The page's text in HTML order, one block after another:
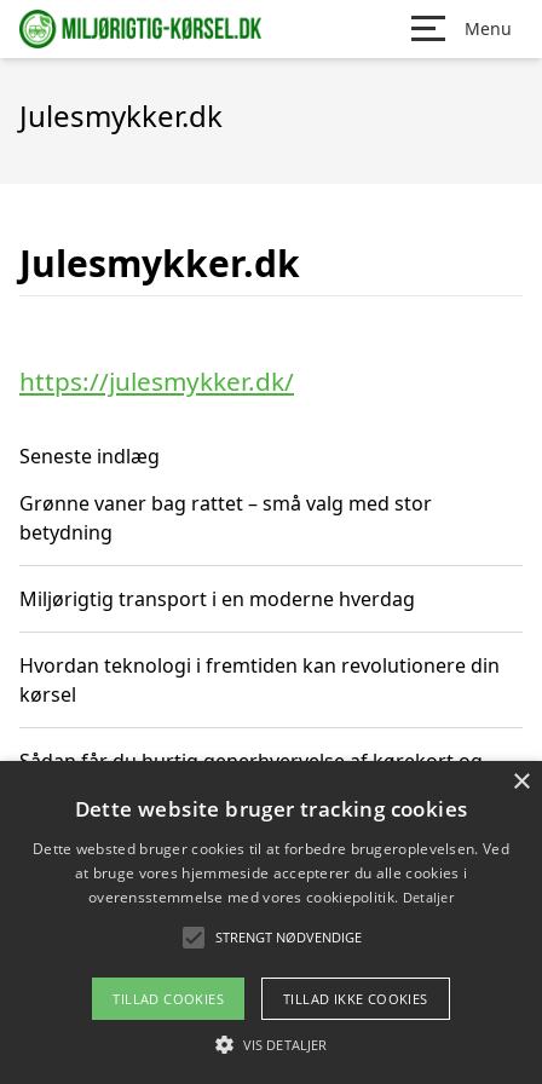
Menu
Julesmykker.dk
Julesmykker.dk
https://julesmykker.dk/
Seneste indlæg
Grønne vaner bag rattet – små valg med stor
betydning
Miljørigtig transport i en moderne hverdag
Hvordan teknologi i fremtiden kan revolutionere din
kørsel
Sådan får du hurtig generhvervelse af kørekort og
Sådan lærer du miljørigtig kørsel hos en køreskole i
Gentofte
Copyright 2026 - Pilanto Aps
Om / kontakt
×
Dette website bruger tracking cookies
Dette websted bruger cookies til at forbedre brugeroplevelsen. Ved
at bruge vores hjemmeside accepterer du alle cookies i
overensstemmelse med vores cookiepolitik. Detaljer
STRENGT NØDVENDIGE
TILLAD COOKIES TILLAD IKKE COOKIES
VIS DETALJER